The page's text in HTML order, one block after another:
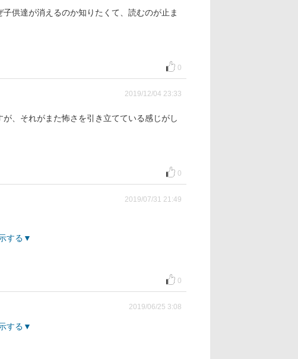
供達が消えるのか知りたくて、読むのが止ま
0
2019/12/04 23:33
、それがまた怖さを引き立てている感じがし
0
2019/07/31 21:49
する
0
2019/06/25 3:08
する